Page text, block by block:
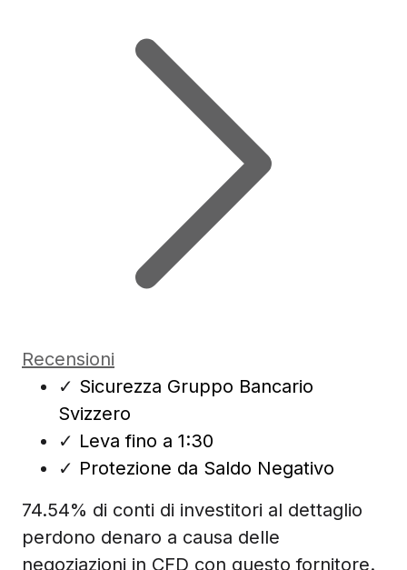
Recensioni
✓ Sicurezza Gruppo Bancario
Svizzero
✓ Leva fino a 1:30
✓ Protezione da Saldo Negativo
74.54% di conti di investitori al dettaglio
perdono denaro a causa delle
negoziazioni in CFD con questo fornitore.